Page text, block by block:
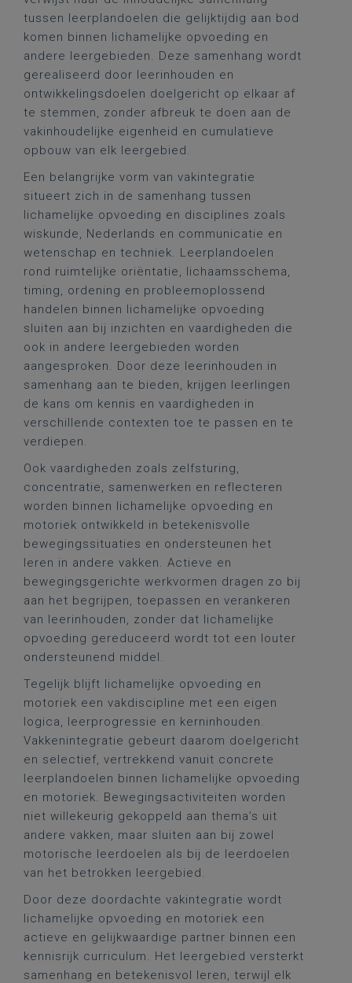
tussen leerplandoelen die gelijktijdig aan bod
komen binnen lichamelijke opvoeding en
andere leergebieden. Deze samenhang wordt
gerealiseerd door leerinhouden en
ontwikkelingsdoelen doelgericht op elkaar af
te stemmen, zonder afbreuk te doen aan de
vakinhoudelijke eigenheid en cumulatieve
opbouw van elk leergebied.
Een belangrijke vorm van vakintegratie
situeert zich in de samenhang tussen
lichamelijke opvoeding en disciplines zoals
wiskunde, Nederlands en communicatie en
wetenschap en techniek. Leerplandoelen
rond ruimtelijke oriëntatie, lichaamsschema,
timing, ordening en probleemoplossend
handelen binnen lichamelijke opvoeding
sluiten aan bij inzichten en vaardigheden die
ook in andere leergebieden worden
aangesproken. Door deze leerinhouden in
samenhang aan te bieden, krijgen leerlingen
de kans om kennis en vaardigheden in
verschillende contexten toe te passen en te
verdiepen.
Ook vaardigheden zoals zelfsturing,
concentratie, samenwerken en reflecteren
worden binnen lichamelijke opvoeding en
motoriek ontwikkeld in betekenisvolle
bewegingssituaties en ondersteunen het
leren in andere vakken. Actieve en
bewegingsgerichte werkvormen dragen zo bij
aan het begrijpen, toepassen en verankeren
van leerinhouden, zonder dat lichamelijke
opvoeding gereduceerd wordt tot een louter
ondersteunend middel.
Tegelijk blijft lichamelijke opvoeding en
motoriek een vakdiscipline met een eigen
logica, leerprogressie en kerninhouden.
Vakkenintegratie gebeurt daarom doelgericht
en selectief, vertrekkend vanuit concrete
leerplandoelen binnen lichamelijke opvoeding
en motoriek. Bewegingsactiviteiten worden
niet willekeurig gekoppeld aan thema’s uit
andere vakken, maar sluiten aan bij zowel
motorische leerdoelen als bij de leerdoelen
van het betrokken leergebied.
Door deze doordachte vakintegratie wordt
lichamelijke opvoeding en motoriek een
actieve en gelijkwaardige partner binnen een
kennisrijk curriculum. Het leergebied versterkt
samenhang en betekenisvol leren, terwijl elk